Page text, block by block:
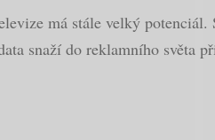
má stále velký
snaží do reklamního světa